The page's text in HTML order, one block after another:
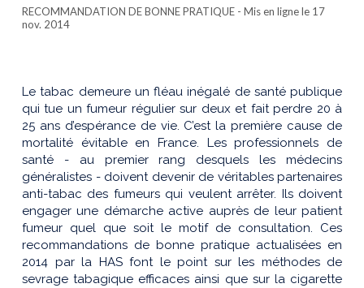
RECOMMANDATION DE BONNE PRATIQUE - Mis en ligne le 17
nov. 2014
Le tabac demeure un fléau inégalé de santé publique
qui tue un fumeur régulier sur deux et fait perdre 20 à
25 ans d’espérance de vie. C’est la première cause de
mortalité évitable en France. Les professionnels de
santé - au premier rang desquels les médecins
généralistes - doivent devenir de véritables partenaires
anti-tabac des fumeurs qui veulent arrêter. Ils doivent
engager une démarche active auprès de leur patient
fumeur quel que soit le motif de consultation. Ces
recommandations de bonne pratique actualisées en
2014 par la HAS font le point sur les méthodes de
sevrage tabagique efficaces ainsi que sur la cigarette